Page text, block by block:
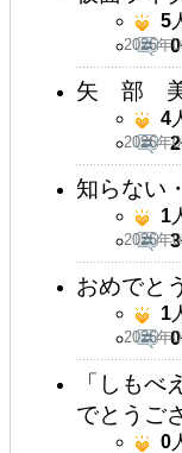
2026年
5
0
矢 部
2026年
4
2
知らない
2026年
1
3
おめでと
2026年
1
0
「しも
でとうご
0